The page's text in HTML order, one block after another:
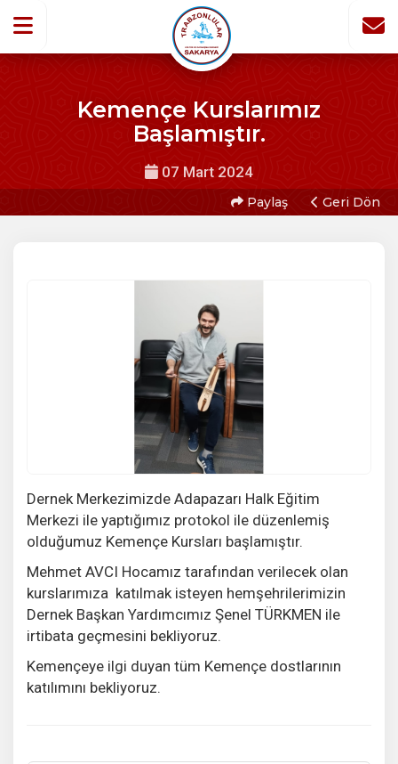
Kemençe Kurslarımız
Başlamıştır.
07 Mart 2024
Paylaş Geri Dön
Dernek Merkezimizde Adapazarı Halk Eğitim
Merkezi ile yaptığımız protokol ile düzenlemiş
olduğumuz Kemençe Kursları başlamıştır.
Mehmet AVCI Hocamız tarafından verilecek olan
kurslarımıza katılmak isteyen hemşehrilerimizin
Dernek Başkan Yardımcımız Şenel TÜRKMEN ile
irtibata geçmesini bekliyoruz.
Kemençeye ilgi duyan tüm Kemençe dostlarının
katılımını bekliyoruz.